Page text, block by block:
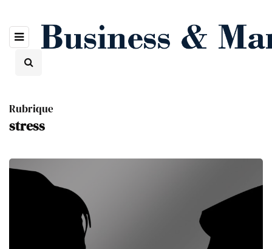
Rubrique
stress